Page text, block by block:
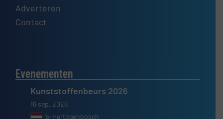
Adverteren
Contact
Evenementen
Kunststoffenbeurs 2026
16 sep, 2026
’s-Hertogenbosch